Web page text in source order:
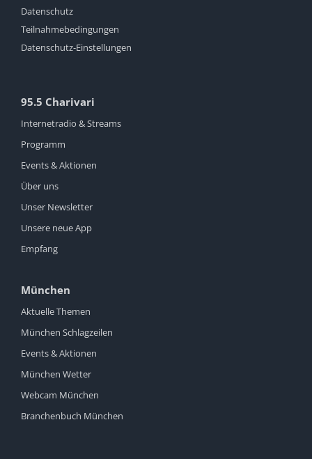
Datenschutz
Teilnahmebedingungen
Datenschutz-Einstellungen
95.5 Charivari
Internetradio & Streams
Programm
Events & Aktionen
Über uns
Unser Newsletter
Unsere neue App
Empfang
München
Aktuelle Themen
München Schlagzeilen
Events & Aktionen
München Wetter
Webcam München
Branchenbuch München